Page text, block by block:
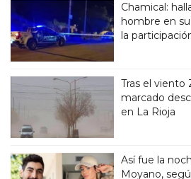
Chamical:
hombre en
la
Tras el viento
marcado
en La Rioja
Así fue la
Moyano,